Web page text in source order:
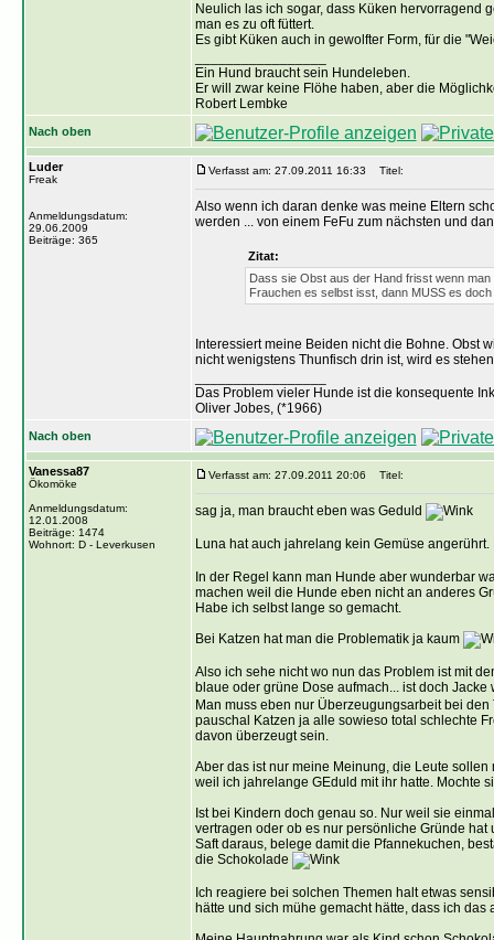
Neulich las ich sogar, dass Küken hervorragend
man es zu oft füttert.
Es gibt Küken auch in gewolfter Form, für die
Ein Hund braucht sein Hundeleben.
Er will zwar keine Flöhe haben, aber die
Robert Lembke
Nach oben
Luder
Freak
Anmeldungsdatum:
29.06.2009
Beiträge: 365
Verfasst am: 27.09.2011 16:33 Titel:
Also wenn ich daran denke was meine Eltern
werden ... von einem FeFu zum nächsten und
Zitat:
Dass sie Obst aus der Hand frisst wenn
Frauchen es selbst isst, dann MUSS es
Interessiert meine Beiden nicht die Bohne. Obst
nicht wenigstens Thunfisch drin ist, wird es
Das Problem vieler Hunde ist die konsequente
Oliver Jobes, (*1966)
Nach oben
Vanessa87
Ökomöke
Anmeldungsdatum:
12.01.2008
Beiträge: 1474
Wohnort: D - Leverkusen
Verfasst am: 27.09.2011 20:06 Titel:
sag ja, man braucht eben was Geduld
Luna hat auch jahrelang kein Gemüse
In der Regel kann man Hunde aber wunderbar
machen weil die Hunde eben nicht an anderes
Habe ich selbst lange so gemacht.
Bei Katzen hat man die Problematik ja kaum
Also ich sehe nicht wo nun das Problem ist mit
blaue oder grüne Dose aufmach... ist doch Jacke
Man muss eben nur Überzeugungsarbeit bei
pauschal Katzen ja alle sowieso total schlechte
davon überzeugt sein.
Aber das ist nur meine Meinung, die Leute
weil ich jahrelange GEduld mit ihr hatte. Mochte
Ist bei Kindern doch genau so. Nur weil sie
vertragen oder ob es nur persönliche Gründe
Saft daraus, belege damit die Pfannekuchen,
die Schokolade
Ich reagiere bei solchen Themen halt etwas
hätte und sich mühe gemacht hätte, dass ich